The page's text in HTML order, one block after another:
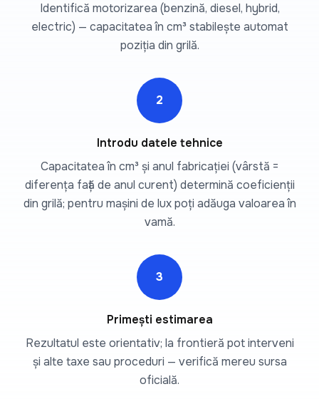
Identifică motorizarea (benzină, diesel, hybrid,
electric) — capacitatea în cm³ stabilește automat
poziția din grilă.
2
Introdu datele tehnice
Capacitatea în cm³ și anul fabricației (vârstă =
diferența față de anul curent) determină coeficienții
din grilă; pentru mașini de lux poți adăuga valoarea în
vamă.
3
Primești estimarea
Rezultatul este orientativ; la frontieră pot interveni
și alte taxe sau proceduri — verifică mereu sursa
oficială.